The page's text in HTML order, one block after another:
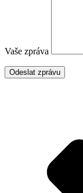
Vaše zpráva